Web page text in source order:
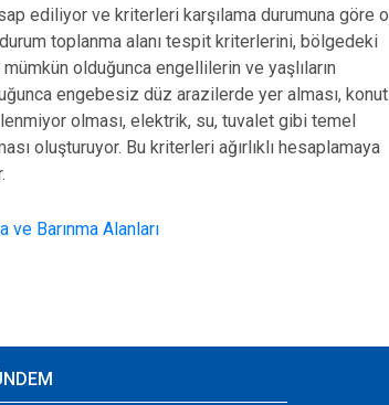
ediliyor ve kriterleri karşılama durumuna göre o
toplanma alanı tespit kriterlerini, bölgedeki
olduğunca engellilerin ve yaşlıların
engebesiz düz arazilerde yer alması, konut
olması, elektrik, su, tuvalet gibi temel
oluşturuyor. Bu kriterleri ağırlıklı hesaplamaya